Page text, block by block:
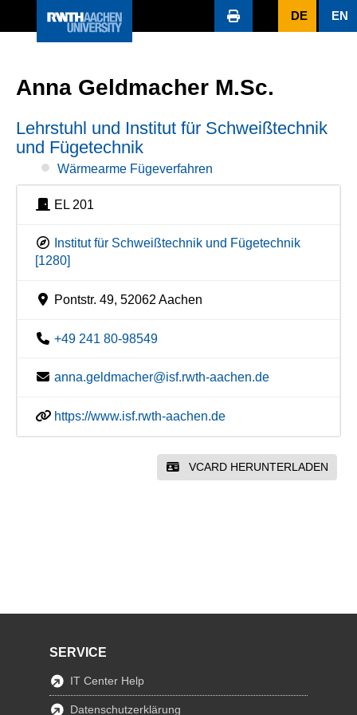
DE EN
Anna Geldmacher M.Sc.
Lehrstuhl und Institut für Schweißtechnik
und Fügetechnik
Wärmearme Fügeverfahren
EL 201
Institut für Schweißtechnik und Fügetechnik
[1280]
Pontstr. 49, 52062 Aachen
+49 241 80-98549
anna.geldmacher@isf.rwth-aachen.de
https://www.isf.rwth-aachen.de
VCARD HERUNTERLADEN
SERVICE
IT Center Help
Datenschutzerklärung